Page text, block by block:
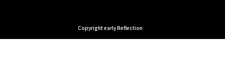
Copyright early Reflection